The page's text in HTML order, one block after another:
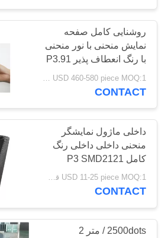
اجاره LED ویدئو دیوار
81
64
روشنایی کامل صفحه
نمایش منحنی با نور منحنی
با رنگ انعطاف پذیر P3.91
P4.81 2000cd / sqm
USD 460-580 piece MOQ:1 قطعه
CONTACT
داخلی ماژول نمایشگر
منحنی داخلی داخلی رنگ
کامل P3 SMD2121
1400cd / m2 روشنایی
USD 11-25 piece MOQ:1 قطعه
CONTACT
2500dots / متر 2